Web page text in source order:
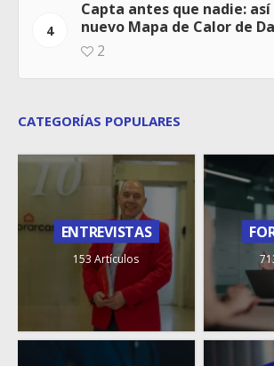
4
Capta antes que nadie:
nuevo Mapa de Calor de
2
CATEGORÍAS POPULARES
ENTREVISTAS
153 Artículos